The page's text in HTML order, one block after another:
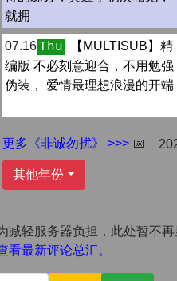
就拥
07.16Thu
【MULTISUB】精
编版 不必刻意迎合，不用勉强
伪装， 爱情最理想浪漫的开端
更多《非诚勿扰》 >>> 📅
其他年份
减轻服务器负担，此处暂不
看最新评论总汇。